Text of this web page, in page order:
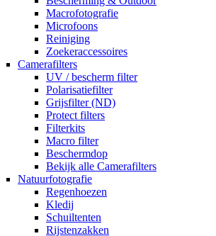
Macrofotografie
Microfoons
Reiniging
Zoekeraccessoires
Camerafilters
UV / bescherm filter
Polarisatiefilter
Grijsfilter (ND)
Protect filters
Filterkits
Macro filter
Beschermdop
Bekijk alle Camerafilters
Natuurfotografie
Regenhoezen
Kledij
Schuiltenten
Rijstenzakken